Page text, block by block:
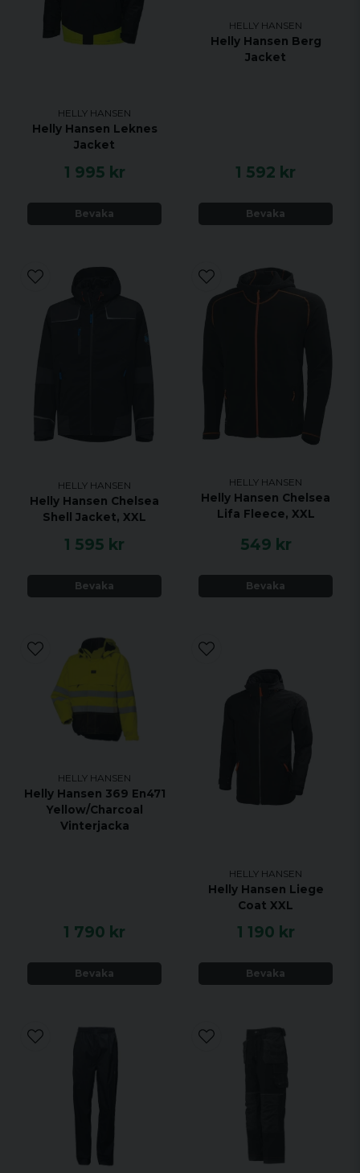
HELLY HANSEN
Helly Hansen Leknes
Jacket
1 995 kr
Bevaka
HELLY HANSEN
Helly Hansen Berg
Jacket
1 592 kr
Bevaka
HELLY HANSEN
Helly Hansen Chelsea
Shell Jacket, XXL
1 595 kr
Bevaka
HELLY HANSEN
Helly Hansen Chelsea
Lifa Fleece, XXL
549 kr
Bevaka
HELLY HANSEN
Helly Hansen 369 En471
Yellow/Charcoal
Vinterjacka
1 790 kr
Bevaka
HELLY HANSEN
Helly Hansen Liege
Coat XXL
1 190 kr
Bevaka